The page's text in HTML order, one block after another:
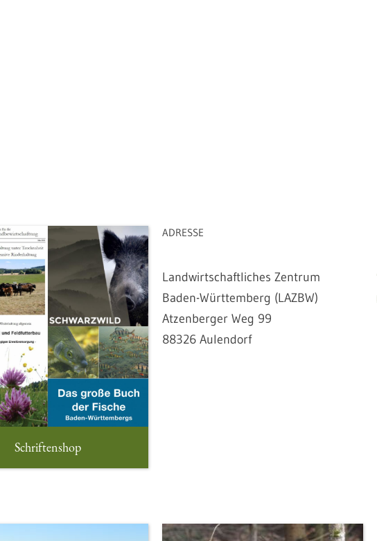
Schriftenshop
ADRESSE
Landwirtschaftliches Zentrum
Baden-Württemberg (LAZBW)
Atzenberger Weg 99
88326 Aulendorf